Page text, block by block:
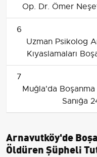
Op. Dr. Ömer
6
Uzman Psikolog
Kıyaslamaları
7
Muğla'da
Sanığa
Arnavutköy'de
Öldüren Şüpheli